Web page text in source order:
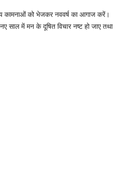
कामनाओं को भेजकर नववर्ष का आगाज करें।
साल में मन के दूषित विचार नष्ट हो जाए तथा